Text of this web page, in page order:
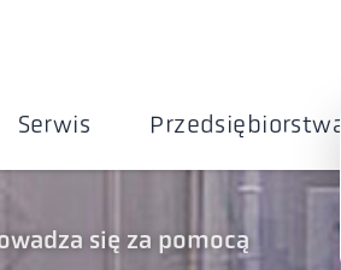
Serwis Przedsiębiorstwa
się za pomocą